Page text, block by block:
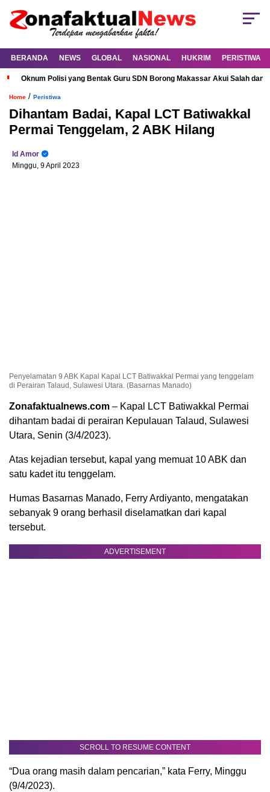
BERANDA NEWS GLOBAL NASIONAL HUKRIM PERISTIWA
Oknum Polisi yang Bentak Guru SDN Borong Makassar Akui Salah dan
Home / Peristiwa
Dihantam Badai, Kapal LCT Batiwakkal
Permai Tenggelam, 2 ABK Hilang
Id Amor
Minggu, 9 April 2023
Penyelamatan 9 ABK Kapal Kapal LCT Batiwakkal Permai yang tenggelam
di Perairan Talaud, Sulawesi Utara. (Basarnas Manado)
Zonafaktualnews.com – Kapal LCT Batiwakkal Permai
dihantam badai di perairan Kepulauan Talaud, Sulawesi
Utara, Senin (3/4/2023).
Atas kejadian tersebut, kapal yang memuat 10 ABK dan
satu kadet itu tenggelam.
Humas Basarnas Manado, Ferry Ardiyanto, mengatakan
sebanyak 9 orang berhasil diselamatkan dari kapal
tersebut.
ADVERTISEMENT
SCROLL TO RESUME CONTENT
“Dua orang masih dalam pencarian,” kata Ferry, Minggu
(9/4/2023).